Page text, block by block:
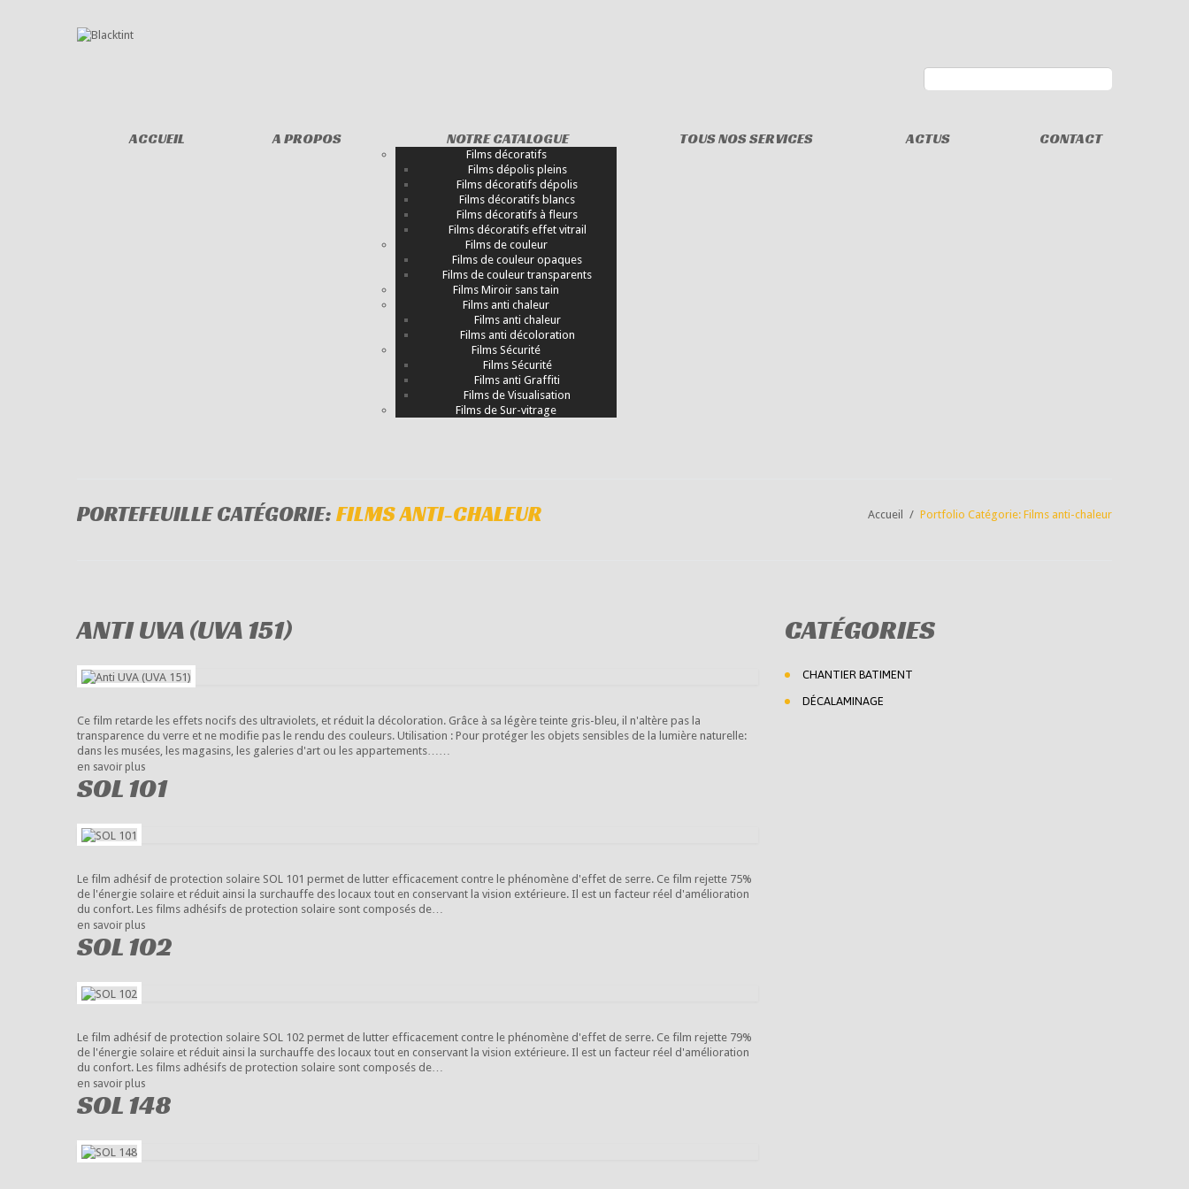
ACCUEIL A PROPOS NOTRE CATALOGUE
Films décoratifs
Films dépolis pleins
Films décoratifs dépolis
Films décoratifs blancs
Films décoratifs à fleurs
Films décoratifs effet vitrail
Films de couleur
Films de couleur opaques
Films de couleur transparents
Films Miroir sans tain
Films anti chaleur
Films anti chaleur
Films anti décoloration
Films Sécurité
Films Sécurité
Films anti Graffiti
Films de Visualisation
Films de Sur-vitrage
TOUS NOS SERVICES ACTUS CONTACT
PORTEFEUILLE CATÉGORIE: FILMS ANTI-CHALEUR Accueil Portfolio Catégorie: Films anti-chaleur
ANTI UVA (UVA 151)
Ce film retarde les effets nocifs des ultraviolets, et réduit la décoloration. Grâce à sa légère teinte gris-bleu, il n'altère pas la
transparence du verre et ne modifie pas le rendu des couleurs. Utilisation : Pour protéger les objets sensibles de la lumière naturelle:
dans les musées, les magasins, les galeries d'art ou les appartements……
en savoir plus
SOL 101
Le film adhésif de protection solaire SOL 101 permet de lutter efficacement contre le phénomène d'effet de serre. Ce film rejette 75%
de l'énergie solaire et réduit ainsi la surchauffe des locaux tout en conservant la vision extérieure. Il est un facteur réel d'amélioration
du confort. Les films adhésifs de protection solaire sont composés de…
en savoir plus
SOL 102
Le film adhésif de protection solaire SOL 102 permet de lutter efficacement contre le phénomène d'effet de serre. Ce film rejette 79%
de l'énergie solaire et réduit ainsi la surchauffe des locaux tout en conservant la vision extérieure. Il est un facteur réel d'amélioration
du confort. Les films adhésifs de protection solaire sont composés de…
en savoir plus
SOL 148
CATÉGORIES
CHANTIER BATIMENT
DÉCALAMINAGE